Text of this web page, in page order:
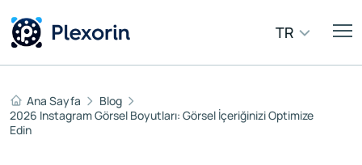
TR
Ana Sayfa
Blog
2026 Instagram Görsel Boyutları: Görsel İçeriğinizi Optimize
Edin